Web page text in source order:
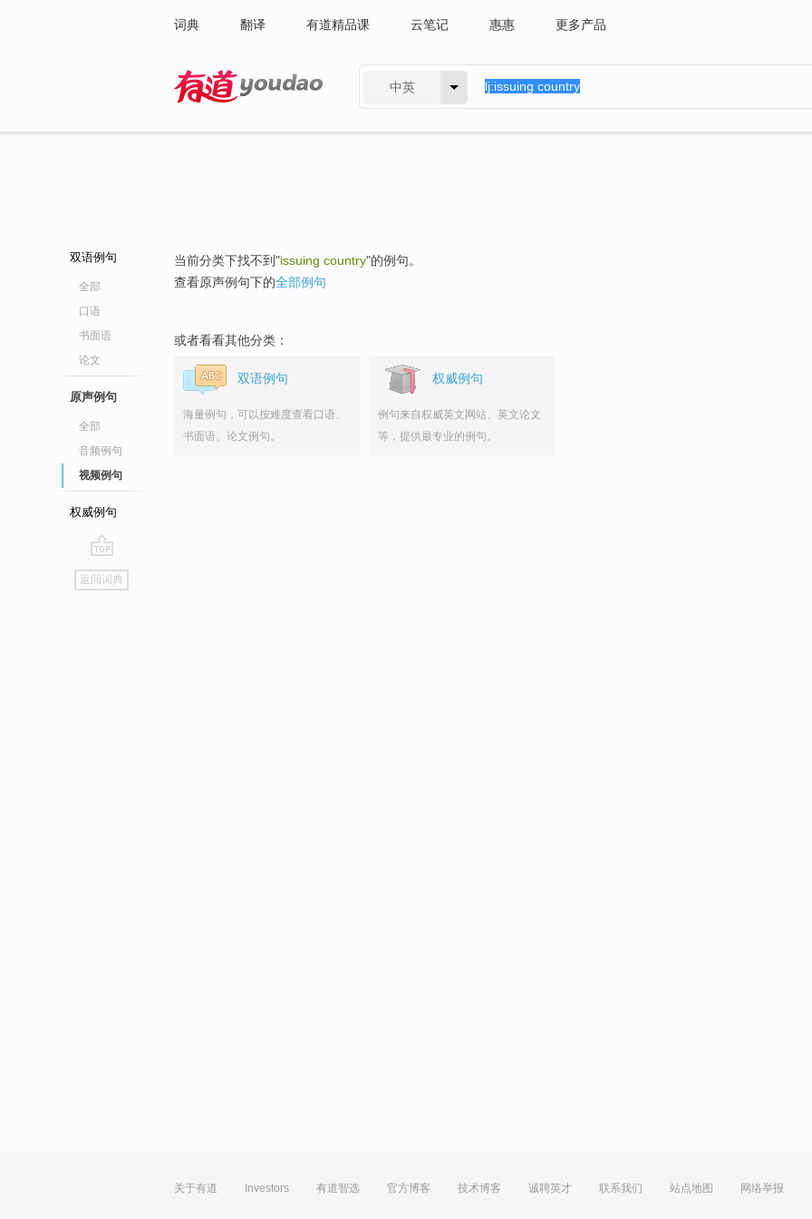
词典 翻译 有道精品课 云笔记 惠惠 更多产品
中英
双语例句
全部
口语
书面语
论文
原声例句
全部
音频例句
视频例句
权威例句
go
top
返回词典
当前分类下找不到"issuing country"的例句。
查看原声例句下的全部例句
或者看看其他分类：
双语例句
海量例句，可以按难度查看口语、
书面语、论文例句。
权威例句
例句来自权威英文网站、英文论文
等，提供最专业的例句。
关于有道 Investors 有道智选 官方博客 技术博客 诚聘英才 联系我们 站点地图 网络举报